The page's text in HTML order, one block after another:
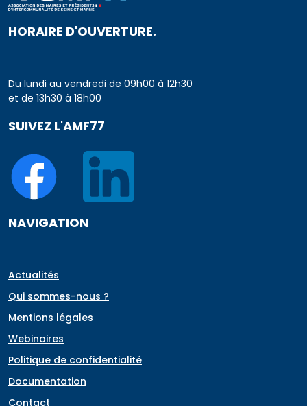
HORAIRE D'OUVERTURE.
Du lundi au vendredi de 09h00 à 12h30
et de 13h30 à 18h00
SUIVEZ L'AMF77
NAVIGATION
Actualités
Qui sommes-nous ?
Mentions légales
Webinaires
Politique de confidentialité
Documentation
Contact